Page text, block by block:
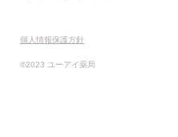
©2023 ユーアイ薬局
個人情報保護方針